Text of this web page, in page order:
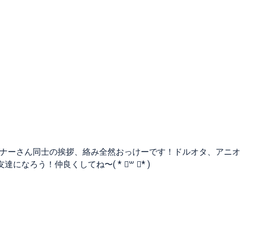
ーさん同士の挨拶、絡み全然おっけーです！ドルオタ、アニオ
達になろう！仲良くしてね〜( * ॑꒳ ॑* )